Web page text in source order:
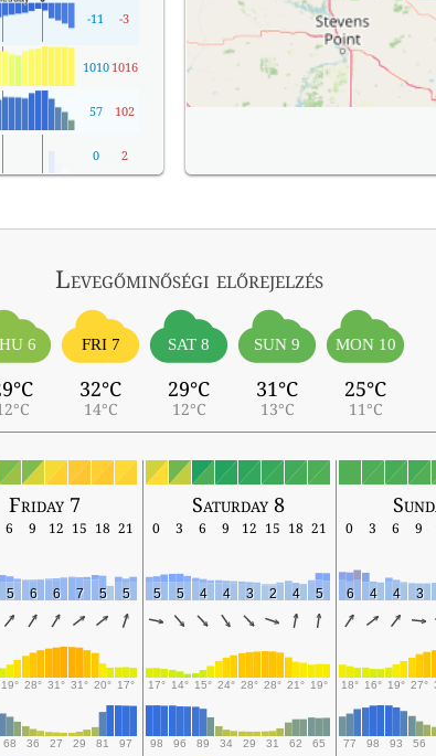
-11 -3
1010 1016
57 102
0 2
Levegőminőségi előrejelzés
6 FRI 7
32°C
14°C
SAT 8
29°C
12°C
SUN 9
31°C
13°C
MON 10
25°C
11°C
Friday 7 Saturday 8
6 9 12 15 18 21 0 3 6 9 12 15 18 21 0 3 6 9
5 6 6 7 5 5 5 5 4 4 3 2 4 5 6 4 4 3
19° 28° 31° 31° 20° 17° 17° 14° 15° 24° 28° 28° 21° 19° 18° 16° 19° 27°
68 36 27 29 81 97 98 96 89 34 29 31 62 65 77 98 93 56